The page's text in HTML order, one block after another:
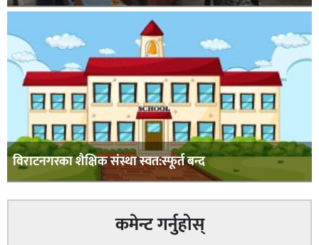
विराटनगरका शैक्षिक संस्था स्वत:स्फूर्त बन्द
कमेन्ट गर्नुहोस्